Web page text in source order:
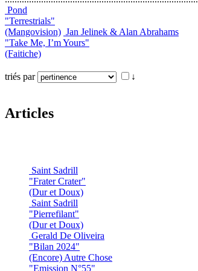
Pond
"Terrestrials"
(Mangovision) Jan Jelinek & Alan Abrahams
"Take Me, I’m Yours"
(Faitiche)
triés par ↓
Articles
Saint Sadrill
"Frater Crater"
(Dur et Doux)
Saint Sadrill
"Pierrefilant"
(Dur et Doux)
Gerald De Oliveira
"Bilan 2024"
(Encore) Autre Chose
"Emission N°55"